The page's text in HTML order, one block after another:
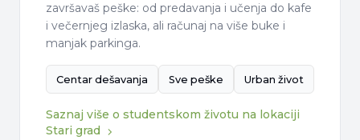
završavaš peške: od predavanja i učenja do kafe
i večernjeg izlaska, ali računaj na više buke i
manjak parkinga.
Centar dešavanja Sve peške Urban život
Saznaj više o studentskom životu na lokaciji
Stari grad